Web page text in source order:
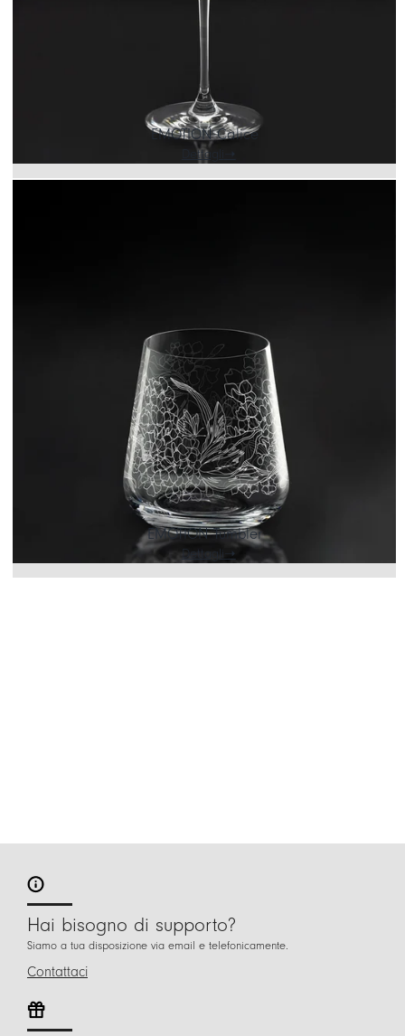
EMOTION Calice
Dettagli
EMOTION Tumbler
Dettagli
Hai bisogno di supporto?
Siamo a tua disposizione via email e telefonicamente.
Contattaci